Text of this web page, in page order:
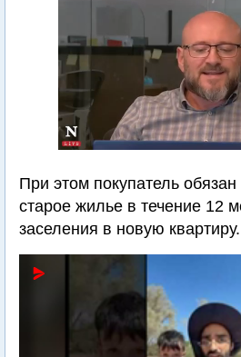
При этом покупатель
старое жилье в течение 12
заселения в новую квартиру.